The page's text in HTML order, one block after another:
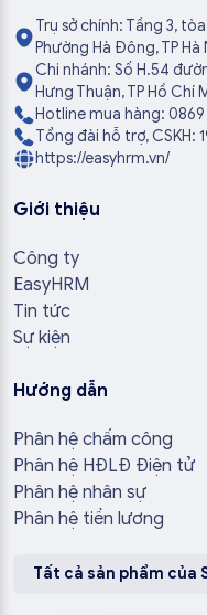
Trụ sở chính: Tầng 3,
Phường Hà Đông, TP Hà
Chi nhánh: Số H.54
Hưng Thuận, TP Hồ Chí
Hotline mua hàng: 0869
Tổng đài hỗ trợ, CSKH:
https://easyhrm.vn/
Giới thiệu
Công ty
EasyHRM
Tin tức
Sự kiện
Hướng dẫn
Phân hệ chấm công
Phân hệ HĐLĐ Điện tử
Phân hệ nhân sự
Phân hệ tiền lương
Tất cả sản phẩm của